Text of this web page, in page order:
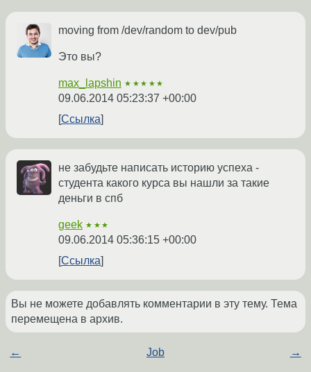
moving from /dev/random to dev/pub
Это вы?
max_lapshin ★★★★★
09.06.2014 05:23:37 +00:00
Ссылка
не забудьте написать историю успеха -
студента какого курса вы нашли за такие
деньги в спб
geek ★★★
09.06.2014 05:36:15 +00:00
Ссылка
Вы не можете добавлять комментарии в эту тему. Тема
перемещена в архив.
← Job →